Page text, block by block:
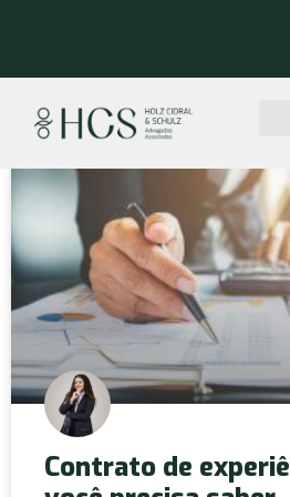
Contrato de